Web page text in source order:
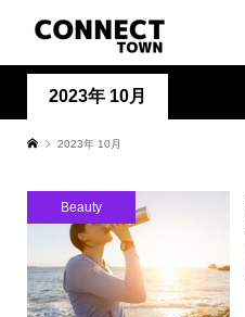
2023年 10月
2023年 10月
Beauty